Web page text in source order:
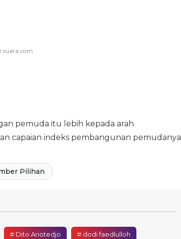
pemuda itu lebih kepada arah
capaian indeks pembangunan pemudanya
Pilihan
# Dito Ariotedjo # dodi faedlulloh